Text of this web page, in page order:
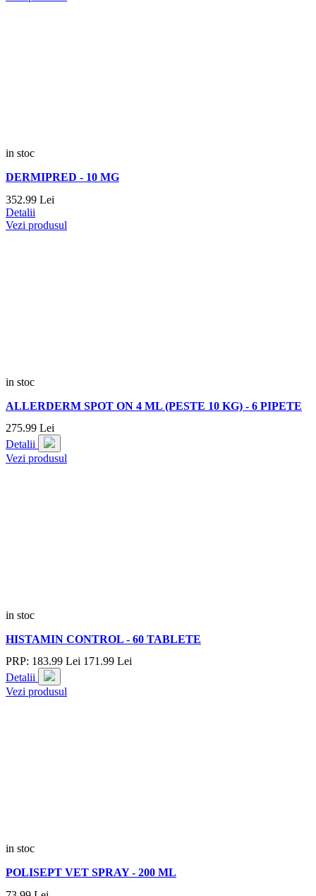
in stoc
DERMIPRED - 10 MG
352.99 Lei
Detalii
Vezi produsul
in stoc
ALLERDERM SPOT ON 4 ML (PESTE 10 KG) - 6 PIPETE
275.99 Lei
Detalii
Vezi produsul
in stoc
HISTAMIN CONTROL - 60 TABLETE
PRP: 183.99 Lei 171.99 Lei
Detalii
Vezi produsul
in stoc
POLISEPT VET SPRAY - 200 ML